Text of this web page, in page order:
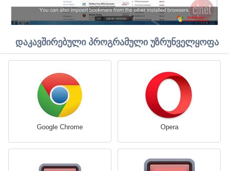
დაკავშირებული პროგრამული უზრუნველყოფა
Google Chrome Opera